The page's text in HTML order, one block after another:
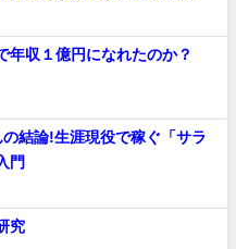
年収１億円になれたのか？
結論!生涯現役で稼ぐ「サラ
門
究